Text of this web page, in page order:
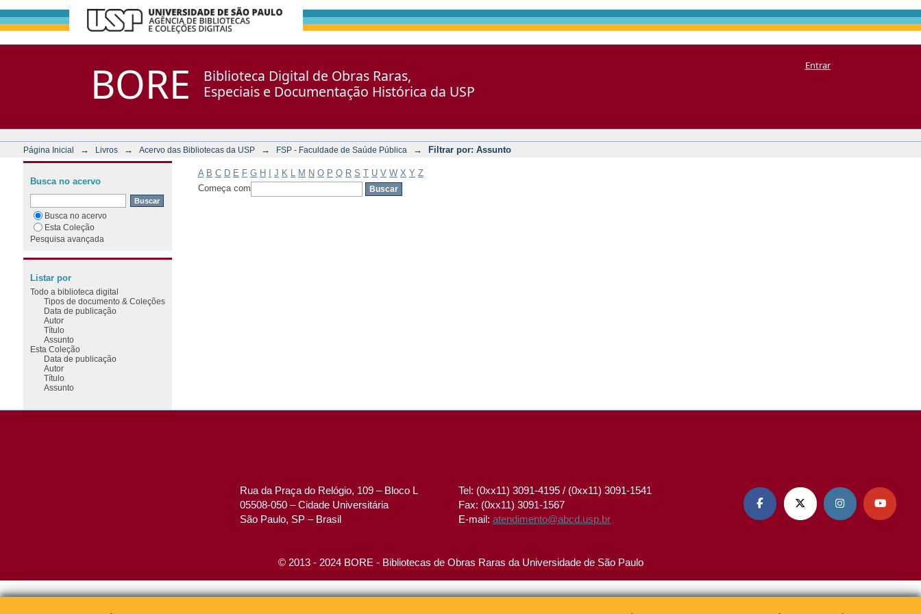
BORE
Biblioteca Digital de Obras Raras,
Especiais e Documentação Histórica da USP
Entrar
Página Inicial → Livros → Acervo das Bibliotecas da USP → FSP - Faculdade de Saúde Pública → Filtrar por: Assunto
A B C D E F G H J K M N O P Q R S T U V W X Y Z
Começa com
Busca no acervo
Busca no acervo
Esta Coleção
Pesquisa avançada
Listar por
Todo a biblioteca digital
Tipos de documento & Coleções
Data de publicação
Autor
Título
Assunto
Esta Coleção
Data de publicação
Autor
Título
Assunto
Rua da Praça do Relógio, 109 – Bloco L
05508-050 – Cidade Universitária
São Paulo, SP – Brasil
Tel: (0xx11) 3091-4195 / (0xx11) 3091-1541
Fax: (0xx11) 3091-1567
E-mail:atendimento@abcd.usp.br
   
© 2013 - 2024 BORE - Bibliotecas de Obras Raras da Universidade de São Paulo